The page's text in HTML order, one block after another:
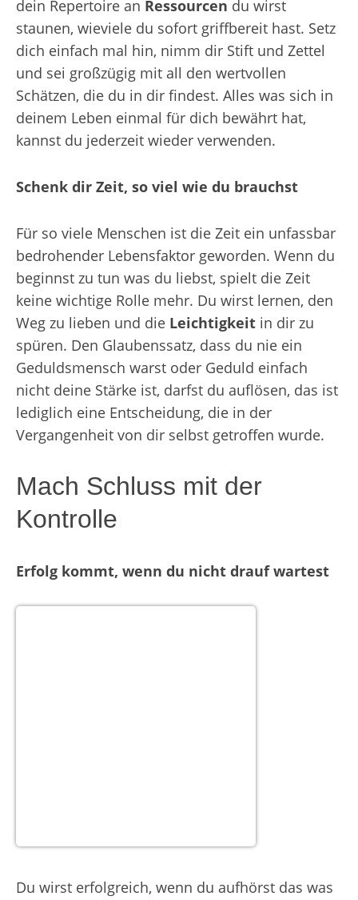
dein Repertoire an Ressourcen du wirst
staunen, wieviele du sofort griffbereit hast. Setz
dich einfach mal hin, nimm dir Stift und Zettel
und sei großzügig mit all den wertvollen
Schätzen, die du in dir findest. Alles was sich in
deinem Leben einmal für dich bewährt hat,
kannst du jederzeit wieder verwenden.
Schenk dir Zeit, so viel wie du brauchst
Für so viele Menschen ist die Zeit ein unfassbar
bedrohender Lebensfaktor geworden. Wenn du
beginnst zu tun was du liebst, spielt die Zeit
keine wichtige Rolle mehr. Du wirst lernen, den
Weg zu lieben und die Leichtigkeit in dir zu
spüren. Den Glaubenssatz, dass du nie ein
Geduldsmensch warst oder Geduld einfach
nicht deine Stärke ist, darfst du auflösen, das ist
lediglich eine Entscheidung, die in der
Vergangenheit von dir selbst getroffen wurde.
Mach Schluss mit der
Kontrolle
Erfolg kommt, wenn du nicht drauf wartest
Du wirst erfolgreich, wenn du aufhörst das was